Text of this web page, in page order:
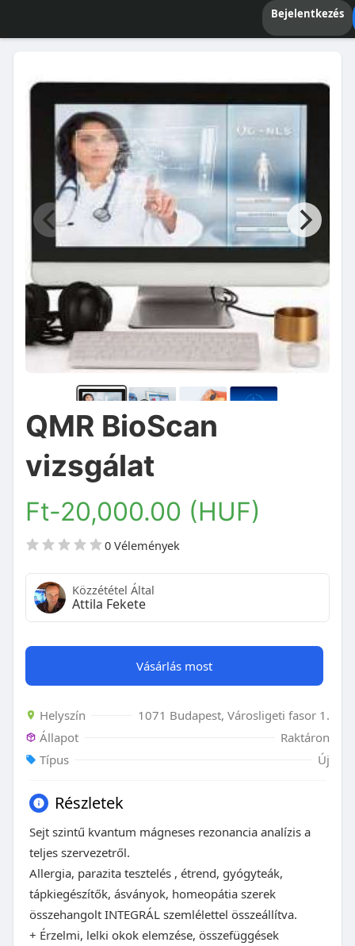
Bejelentkezés
QMR BioScan
vizsgálat
Ft-20,000.00 (HUF)
0 Vélemények
Közzététel Által
Attila Fekete
Vásárlás most
Helyszín
1071 Budapest, Városligeti fasor 1.
Állapot
Raktáron
Típus
Új
Részletek
Sejt szintű kvantum mágneses rezonancia analízis a
teljes szervezetről.
Allergia, parazita tesztelés , étrend, gyógyteák,
tápkiegészítők, ásványok, homeopátia szerek
összehangolt INTEGRÁL szemlélettel összeállítva.
+ Érzelmi, lelki okok elemzése, összefüggések